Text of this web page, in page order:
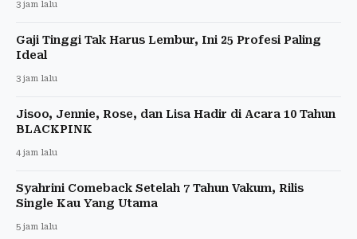
3 jam lalu
Gaji Tinggi Tak Harus Lembur, Ini 25 Profesi Paling
Ideal
3 jam lalu
Jisoo, Jennie, Rose, dan Lisa Hadir di Acara 10 Tahun
BLACKPINK
4 jam lalu
Syahrini Comeback Setelah 7 Tahun Vakum, Rilis
Single Kau Yang Utama
5 jam lalu